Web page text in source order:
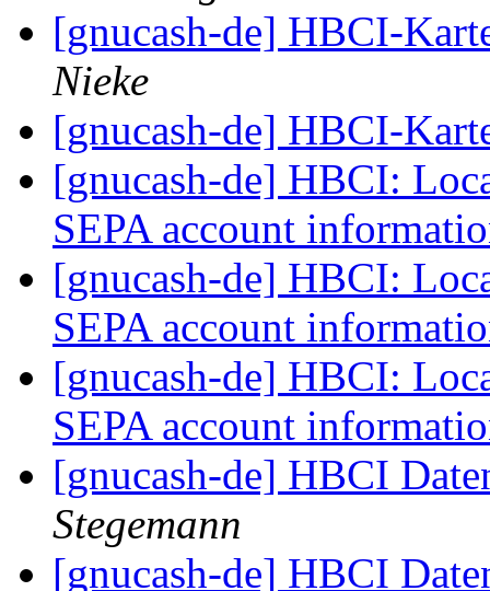
[gnucash-de] HBCI-
Nieke
[gnucash-de] HBCI-
[gnucash-de] HBCI:
SEPA account
[gnucash-de] HBCI:
SEPA account
[gnucash-de] HBCI:
SEPA account
[gnucash-de] HBCI
Stegemann
[gnucash-de] HBCI